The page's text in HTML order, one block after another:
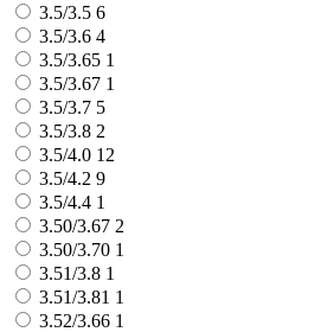
3.5/3.5 6
3.5/3.6 4
3.5/3.65 1
3.5/3.67 1
3.5/3.7 5
3.5/3.8 2
3.5/4.0 12
3.5/4.2 9
3.5/4.4 1
3.50/3.67 2
3.50/3.70 1
3.51/3.8 1
3.51/3.81 1
3.52/3.66 1